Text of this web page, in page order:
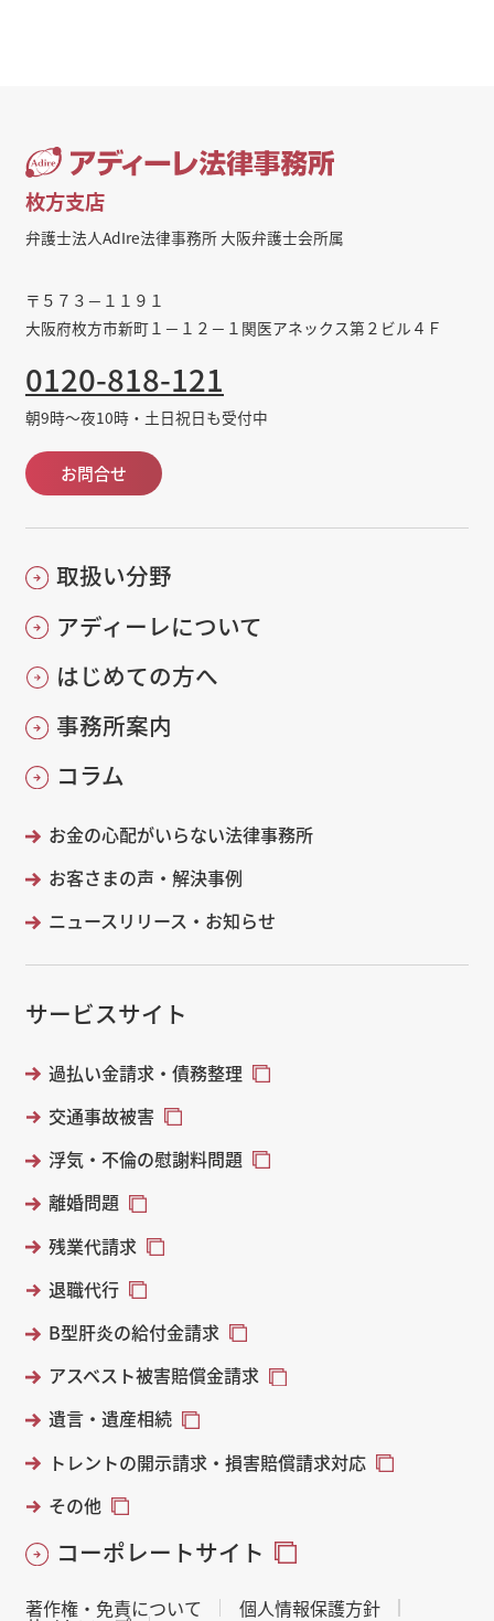
枚方支店
弁護士法人AdIre法律事務所 大阪弁護士会所属
〒５７３－１１９１
大阪府枚方市新町１－１２－１関医アネックス第２ビル４Ｆ
0120-818-121
朝9時～夜10時・土日祝日も受付中
お問合せ
取扱い分野
アディーレについて
はじめての方へ
事務所案内
コラム
お金の心配がいらない法律事務所
お客さまの声・解決事例
ニュースリリース・お知らせ
サービスサイト
過払い金請求・債務整理
交通事故被害
浮気・不倫の慰謝料問題
離婚問題
残業代請求
退職代行
B型肝炎の給付金請求
アスベスト被害賠償金請求
遺言・遺産相続
トレントの開示請求・損害賠償請求対応
その他
コーポレートサイト
著作権・免責について 個人情報保護方針